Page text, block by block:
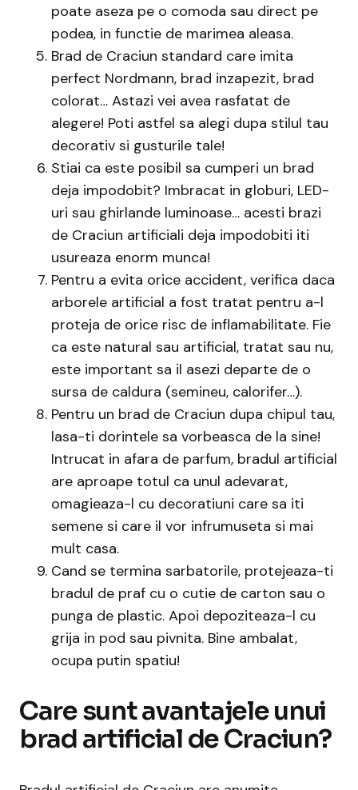
poate aseza pe o comoda sau direct pe
podea, in functie de marimea aleasa.
Brad de Craciun standard care imita
perfect Nordmann, brad inzapezit, brad
colorat… Astazi vei avea rasfatat de
alegere! Poti astfel sa alegi dupa stilul tau
decorativ si gusturile tale!
Stiai ca este posibil sa cumperi un brad
deja impodobit? Imbracat in globuri, LED-
uri sau ghirlande luminoase… acesti brazi
de Craciun artificiali deja impodobiti iti
usureaza enorm munca!
Pentru a evita orice accident, verifica daca
arborele artificial a fost tratat pentru a-l
proteja de orice risc de inflamabilitate. Fie
ca este natural sau artificial, tratat sau nu,
este important sa il asezi departe de o
sursa de caldura (semineu, calorifer…).
Pentru un brad de Craciun dupa chipul tau,
lasa-ti dorintele sa vorbeasca de la sine!
Intrucat in afara de parfum, bradul artificial
are aproape totul ca unul adevarat,
omagieaza-l cu decoratiuni care sa iti
semene si care il vor infrumuseta si mai
mult casa.
Cand se termina sarbatorile, protejeaza-ti
bradul de praf cu o cutie de carton sau o
punga de plastic. Apoi depoziteaza-l cu
grija in pod sau pivnita. Bine ambalat,
ocupa putin spatiu!
Care sunt avantajele unui
brad artificial de Craciun?